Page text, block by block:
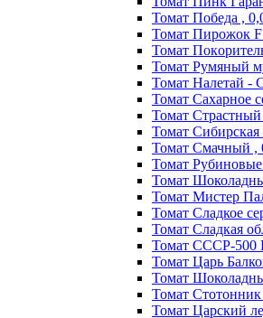
Томат Победа ,
Томат Пиpoжoк
Томат
Томат Рyмяный
Томат Налетай -
Томат Сахарное
Томат
Томат
Томат Смачный ,
Томат
Томат
Томат Мистер
Томат Сладкое
Томат Сладкая
Томат СССР-500
Томат Царь
Томат
Томат
Томат Царский